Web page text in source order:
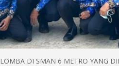
LOMBA DI SMAN 6 METRO YANG